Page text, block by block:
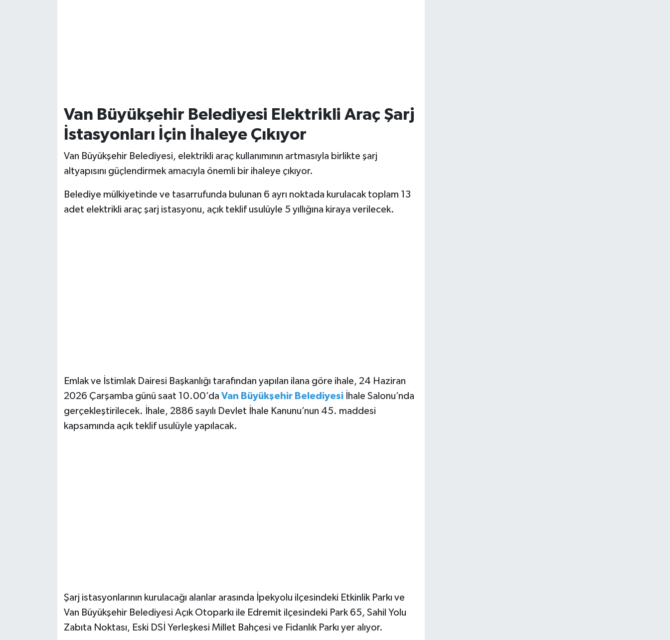
Van Büyükşehir Belediyesi Elektrikli Araç Şarj
İstasyonları İçin İhaleye Çıkıyor
Van Büyükşehir Belediyesi, elektrikli araç kullanımının artmasıyla birlikte şarj
altyapısını güçlendirmek amacıyla önemli bir ihaleye çıkıyor.
Belediye mülkiyetinde ve tasarrufunda bulunan 6 ayrı noktada kurulacak toplam 13
adet elektrikli araç şarj istasyonu, açık teklif usulüyle 5 yıllığına kiraya verilecek.
Emlak ve İstimlak Dairesi Başkanlığı tarafından yapılan ilana göre ihale, 24 Haziran
2026 Çarşamba günü saat 10.00’da Van Büyükşehir Belediyesiİhale Salonu’nda
gerçekleştirilecek. İhale, 2886 sayılı Devlet İhale Kanunu’nun 45. maddesi
kapsamında açık teklif usulüyle yapılacak.
Şarj istasyonlarının kurulacağı alanlar arasında İpekyolu ilçesindeki Etkinlik Parkı ve
Van Büyükşehir Belediyesi Açık Otoparkı ile Edremit ilçesindeki Park 65, Sahil Yolu
Zabıta Noktası, Eski DSİ Yerleşkesi Millet Bahçesi ve Fidanlık Parkı yer alıyor.